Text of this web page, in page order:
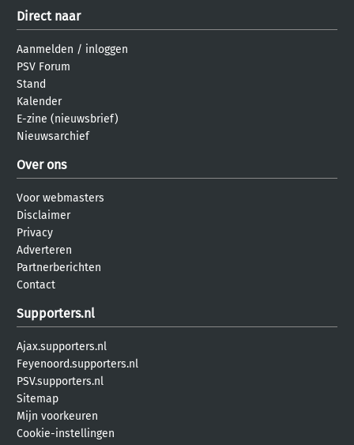
Direct naar
Aanmelden / inloggen
PSV Forum
Stand
Kalender
E-zine (nieuwsbrief)
Nieuwsarchief
Over ons
Voor webmasters
Disclaimer
Privacy
Adverteren
Partnerberichten
Contact
Supporters.nl
Ajax.supporters.nl
Feyenoord.supporters.nl
PSV.supporters.nl
Sitemap
Mijn voorkeuren
Cookie-instellingen